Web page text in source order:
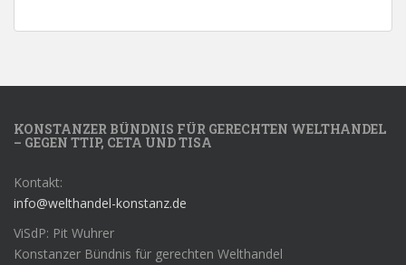
KONSTANZER BÜNDNIS FÜR GERECHTEN WELTHANDEL
– GEGEN TTIP, CETA UND TISA
Kontakt:
info@welthandel-konstanz.de
ViSdP: Pit Wuhrer
Konstanzer Bündnis für gerechten Welthandel